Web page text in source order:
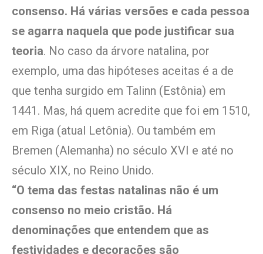
consenso. Há várias versões e cada pessoa
se agarra naquela que pode justificar sua
teoria. No caso da árvore natalina, por
exemplo, uma das hipóteses aceitas é a de
que tenha surgido em Talinn (Estônia) em
1441. Mas, há quem acredite que foi em 1510,
em Riga (atual Letônia). Ou também em
Bremen (Alemanha) no século XVI e até no
século XIX, no Reino Unido.
“O tema das festas natalinas não é um
consenso no meio cristão. Há
denominações que entendem que as
festividades e decorações são